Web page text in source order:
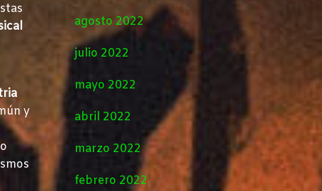
y
agosto 2022
julio 2022
mayo 2022
abril 2022
marzo 2022
febrero 2022